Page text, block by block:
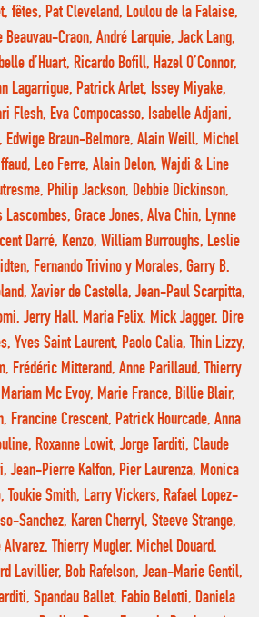
fêtes, Pat Cleveland, Loulou de la Falaise,
Craon, André Larquie, Jack Lang,
d’Huart, Ricardo Bofill, Hazel O’Connor,
Lagarrigue, Patrick Arlet, Issey Miyake,
Flesh, Eva Compocasso, Isabelle Adjani,
Edwige Braun-Belmore, Alain Weill, Michel
Leo Ferre, Alain Delon, Wajdi & Line
Philip Jackson, Debbie Dickinson,
Lascombes, Grace Jones, Alva Chin, Lynne
Darré, Kenzo, William Burroughs, Leslie
Fernando Trivino y Morales, Garry B.
Xavier de Castella, Jean-Paul Scarpitta,
Jerry Hall, Maria Felix, Mick Jagger, Dire
Yves Saint Laurent, Paolo Calia, Thin Lizzy,
Frédéric Mitterand, Anne Parillaud, Thierry
Mc Evoy, Marie France, Billie Blair,
Francine Crescent, Patrick Hourcade, Anna
Roxanne Lowit, Jorge Tarditi, Claude
Jean-Pierre Kalfon, Pier Laurenza, Monica
Toukie Smith, Larry Vickers, Rafael Lopez-
Sanchez, Karen Cherryl, Steeve Strange,
Thierry Mugler, Michel Douard,
Lavillier, Bob Rafelson, Jean-Marie Gentil,
Spandau Ballet, Fabio Belotti, Daniela